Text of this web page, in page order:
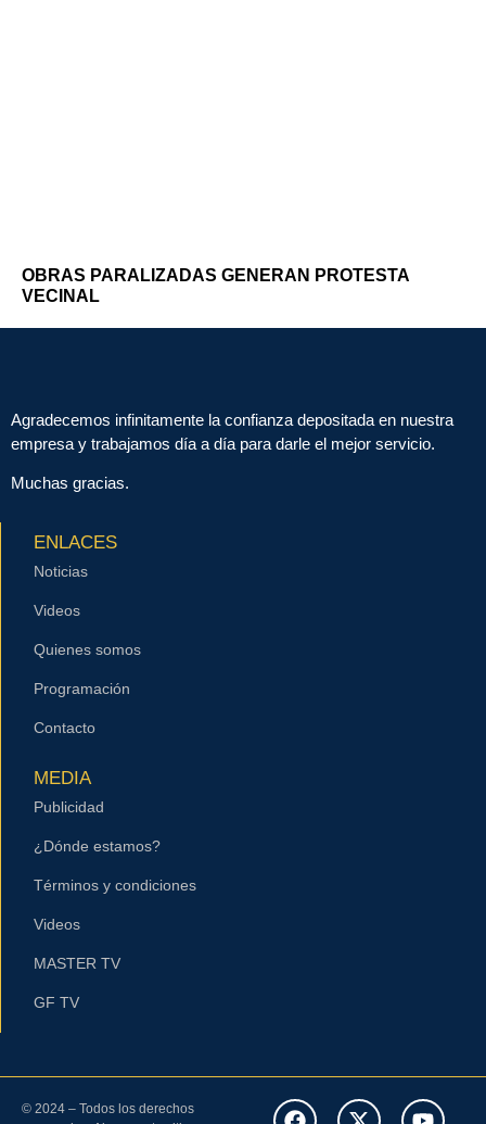
OBRAS PARALIZADAS GENERAN PROTESTA
VECINAL
Agradecemos infinitamente la confianza depositada en nuestra
empresa y trabajamos día a día para darle el mejor servicio.
Muchas gracias.
ENLACES
Noticias
Videos
Quienes somos
Programación
Contacto
MEDIA
Publicidad
¿Dónde estamos?
Términos y condiciones
Videos
MASTER TV
GF TV
© 2024 – Todos los derechos